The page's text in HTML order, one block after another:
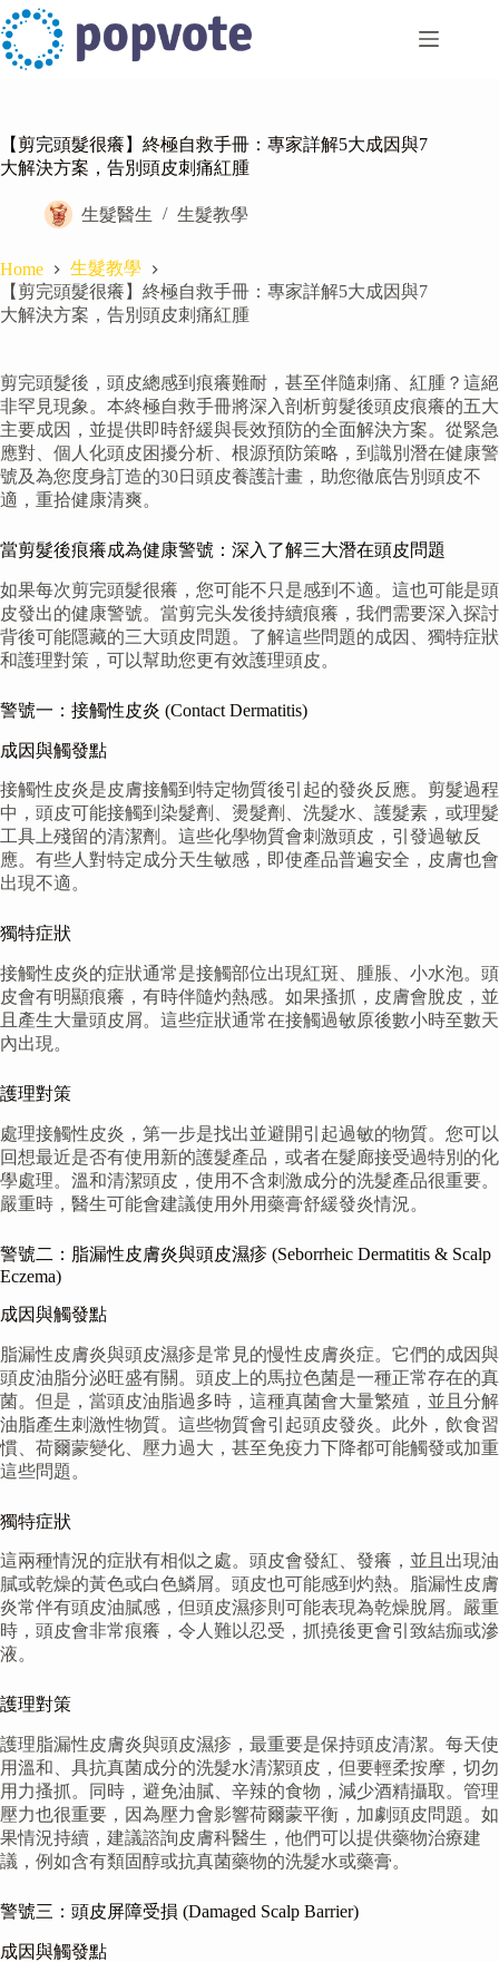
Skip
to
content
【剪完頭髮很癢】終極自救手冊：專家詳解5大成因與7
大解決方案，告別頭皮刺痛紅腫
生髮醫生 生髮教學
Home
生髮教學
【剪完頭髮很癢】終極自救手冊：專家詳解5大成因與7
大解決方案，告別頭皮刺痛紅腫
剪完頭髮後，頭皮總感到痕癢難耐，甚至伴隨刺痛、紅腫？這絕
非罕見現象。本終極自救手冊將深入剖析剪髮後頭皮痕癢的五大
主要成因，並提供即時舒緩與長效預防的全面解決方案。從緊急
應對、個人化頭皮困擾分析、根源預防策略，到識別潛在健康警
號及為您度身訂造的30日頭皮養護計畫，助您徹底告別頭皮不
適，重拾健康清爽。
當剪髮後痕癢成為健康警號：深入了解三大潛在頭皮問題
如果每次剪完頭髮很癢，您可能不只是感到不適。這也可能是頭
皮發出的健康警號。當剪完头发後持續痕癢，我們需要深入探討
背後可能隱藏的三大頭皮問題。了解這些問題的成因、獨特症狀
和護理對策，可以幫助您更有效護理頭皮。
警號一：接觸性皮炎 (Contact Dermatitis)
成因與觸發點
接觸性皮炎是皮膚接觸到特定物質後引起的發炎反應。剪髮過程
中，頭皮可能接觸到染髮劑、燙髮劑、洗髮水、護髮素，或理髮
工具上殘留的清潔劑。這些化學物質會刺激頭皮，引發過敏反
應。有些人對特定成分天生敏感，即使產品普遍安全，皮膚也會
出現不適。
獨特症狀
接觸性皮炎的症狀通常是接觸部位出現紅斑、腫脹、小水泡。頭
皮會有明顯痕癢，有時伴隨灼熱感。如果搔抓，皮膚會脫皮，並
且產生大量頭皮屑。這些症狀通常在接觸過敏原後數小時至數天
內出現。
護理對策
處理接觸性皮炎，第一步是找出並避開引起過敏的物質。您可以
回想最近是否有使用新的護髮產品，或者在髮廊接受過特別的化
學處理。溫和清潔頭皮，使用不含刺激成分的洗髮產品很重要。
嚴重時，醫生可能會建議使用外用藥膏舒緩發炎情況。
警號二：脂漏性皮膚炎與頭皮濕疹 (Seborrheic Dermatitis & Scalp
Eczema)
成因與觸發點
脂漏性皮膚炎與頭皮濕疹是常見的慢性皮膚炎症。它們的成因與
頭皮油脂分泌旺盛有關。頭皮上的馬拉色菌是一種正常存在的真
菌。但是，當頭皮油脂過多時，這種真菌會大量繁殖，並且分解
油脂產生刺激性物質。這些物質會引起頭皮發炎。此外，飲食習
慣、荷爾蒙變化、壓力過大，甚至免疫力下降都可能觸發或加重
這些問題。
獨特症狀
這兩種情況的症狀有相似之處。頭皮會發紅、發癢，並且出現油
膩或乾燥的黃色或白色鱗屑。頭皮也可能感到灼熱。脂漏性皮膚
炎常伴有頭皮油膩感，但頭皮濕疹則可能表現為乾燥脫屑。嚴重
時，頭皮會非常痕癢，令人難以忍受，抓撓後更會引致結痂或滲
液。
護理對策
護理脂漏性皮膚炎與頭皮濕疹，最重要是保持頭皮清潔。每天使
用溫和、具抗真菌成分的洗髮水清潔頭皮，但要輕柔按摩，切勿
用力搔抓。同時，避免油膩、辛辣的食物，減少酒精攝取。管理
壓力也很重要，因為壓力會影響荷爾蒙平衡，加劇頭皮問題。如
果情況持續，建議諮詢皮膚科醫生，他們可以提供藥物治療建
議，例如含有類固醇或抗真菌藥物的洗髮水或藥膏。
警號三：頭皮屏障受損 (Damaged Scalp Barrier)
成因與觸發點